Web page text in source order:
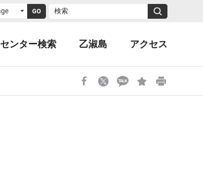
GO
センター検索 乙淑島 アクセス
野生動物 治療センター